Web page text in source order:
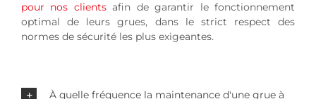
pour nos clientsafin de garantir le fonctionnement
optimal de leurs grues, dans le strict respect des
normes de sécurité les plus exigeantes.
À quelle fréquence la maintenance d'une grue à